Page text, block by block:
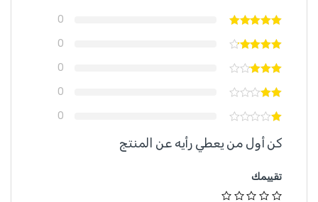
0
0
0
0
0
كن أول من يعطي رأيه عن المنتج
تقييمك